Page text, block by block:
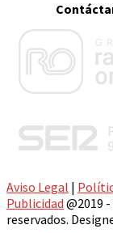
Aviso Legal |
Publicidad @2019
reservados.